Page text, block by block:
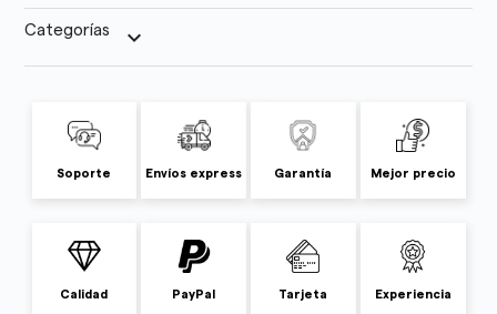
Categorías keyboard_arrow_down
Soporte Envíos express Garantía Mejor precio
Calidad PayPal Tarjeta Experiencia